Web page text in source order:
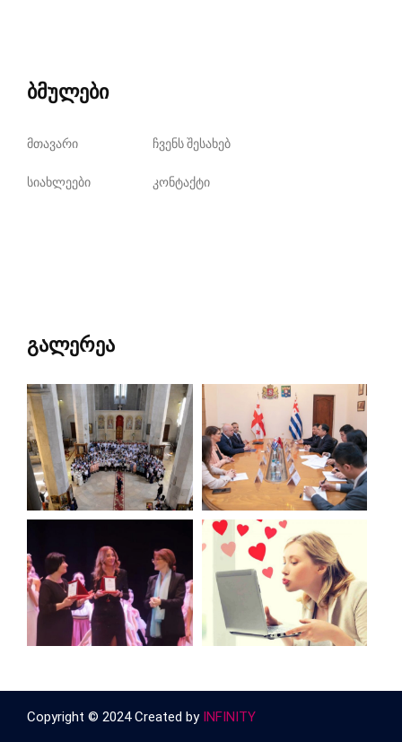
ბმულები
მთავარი ჩვენს შესახებ
სიახლეები კონტაქტი
გალერეა
Copyright © 2024 Created by INFINITY